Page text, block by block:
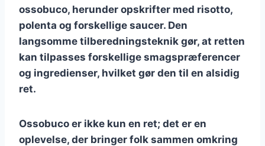
ossobuco, herunder opskrifter med risotto,
polenta og forskellige saucer. Den
langsomme tilberedningsteknik gør, at retten
kan tilpasses forskellige smagspræferencer
og ingredienser, hvilket gør den til en alsidig
ret.
Ossobuco er ikke kun en ret; det er en
oplevelse, der bringer folk sammen omkring